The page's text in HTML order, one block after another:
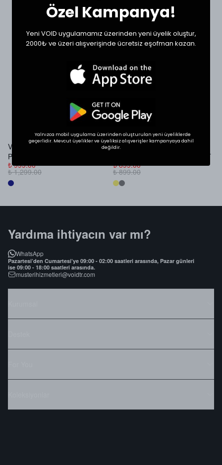
ÜRÜN ÖZELLİKLERİ
UNISEX HAVLU ÇORAP 38 - 45 TEK BEDEN
SHOP THE LOOK
İlgini Çekebilir
VOID Studios Nakış Detaylı
Premium Denim Jort
₺ 999.00
₺ 1,299.00
VOID SUMMER LOGO
PREMIUM OVERSIZE T-SHIRT
₺ 699.00
₺ 899.00
Yardıma ihtiyacın var mı?
WhatsApp
Pazartesi’den Cumartesi’ye 09:00 - 02:00 saatleri arasında, Pazar günleri
ise 09:00 - 18:00 saatleri arasında.
musterihizmetleri@voidtr.com
Özel Kampanya!
Yeni VOID uygulamamız üzerinden yeni üyelik oluştur,
2000₺ ve üzeri alışverişinde ücretsiz eşofman kazan.
Yalnızca mobil uygulama üzerinden oluşturulan yeni üyeliklerde
geçerlidir. Mevcut üyelikler ve üyeliksiz alışverişler kampanyaya dahil
değildir.